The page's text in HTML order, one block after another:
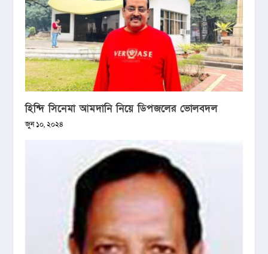
হিন্দি সিনেমা আমদানি নিয়ে ডিপজলের ভোলবদল
জুন ১০, ২০২৪